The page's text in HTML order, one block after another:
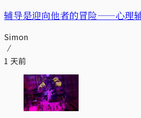
辅导是迎向他者的冒险——心理
Simon
1 天前